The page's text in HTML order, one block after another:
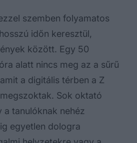
szemben folyamatos
időn keresztül,
között. Egy 50
alatt nincs meg az a sűrű
a digitális térben a Z
Sok oktató
tanulóknak nehéz
egyetlen dologra